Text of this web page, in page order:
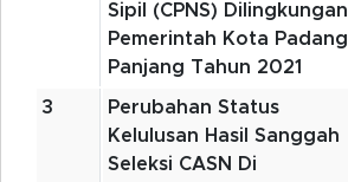
Sipil (CPNS) Dilingkungan
Pemerintah Kota Padang
Panjang Tahun 2021
3
Perubahan Status
Kelulusan Hasil Sanggah
Seleksi CASN Di